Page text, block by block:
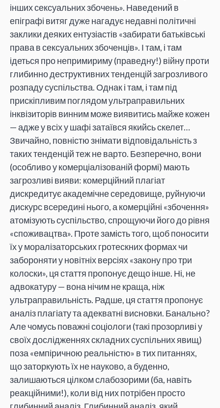
інших сексуальних збочень». Наведений в
епіграфі витяг дуже нагадує недавні політичні
заклики деяких ентузіастів «забирати батьківські
права в сексуальних збоченців». І там, і там
ідеться про непримириму (праведну!) війну проти
глибинно деструктивних тенденцій загрозливого
розпаду суспільства. Однак і там, і там під
прискіпливим поглядом ультраправильних
інквізиторів винним може виявитись майже кожен
— адже у всіх у шафі затаївся якийсь скелет…
Звичайно, повністю знімати відповідальність з
таких тенденцій теж не варто. Безперечно, вони
(особливо у комерціалізованій формі) мають
загрозливі вияви: комерційний плагіат
дискредитує академічне середовище, руйнуючи
дискурс всередині нього, а комерційні «збочення»
атомізують суспільство, спрощуючи його до рівня
«споживацтва». Проте замість того, щоб поносити
їх у моралізаторських гротескних формах чи
забороняти у новітніх версіях «закону про три
колоски», ця стаття пропонує дещо інше. Ні, не
адвокатуру — вона нічим не краща, ніж
ультраправильність. Радше, ця стаття пропонує
аналіз плагіату та адекватні висновки. Банально?
Але чомусь поважні соціологи (такі прозорливі у
своїх дослідженнях складних суспільних явищ)
поза «емпіричною реальністю» в тих питаннях,
що заторкують їх не науково, а буденно,
залишаються цілком слабозорими (ба, навіть
реакційними!), коли від них потрібен просто
глибинний аналіз. Глибинний аналіз, який